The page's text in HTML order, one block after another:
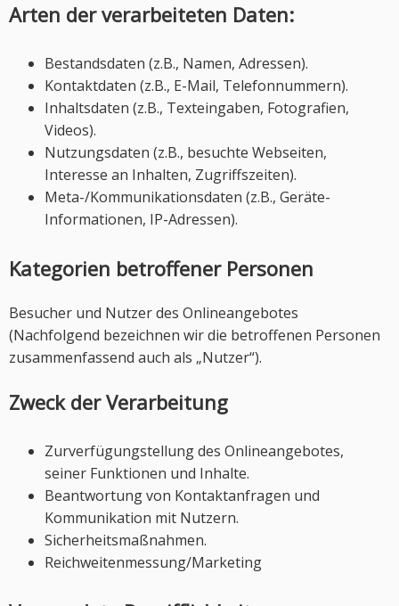
Arten der verarbeiteten Daten:
Bestandsdaten (z.B., Namen, Adressen).
Kontaktdaten (z.B., E-Mail, Telefonnummern).
Inhaltsdaten (z.B., Texteingaben, Fotografien,
Videos).
Nutzungsdaten (z.B., besuchte Webseiten,
Interesse an Inhalten, Zugriffszeiten).
Meta-/Kommunikationsdaten (z.B., Geräte-
Informationen, IP-Adressen).
Kategorien betroffener Personen
Besucher und Nutzer des Onlineangebotes
(Nachfolgend bezeichnen wir die betroffenen Personen
zusammenfassend auch als „Nutzer“).
Zweck der Verarbeitung
Zurverfügungstellung des Onlineangebotes,
seiner Funktionen und Inhalte.
Beantwortung von Kontaktanfragen und
Kommunikation mit Nutzern.
Sicherheitsmaßnahmen.
Reichweitenmessung/Marketing